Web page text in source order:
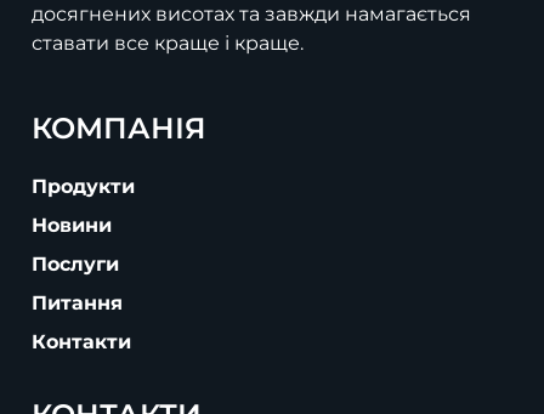
досягнених висотах та завжди намагається
ставати все краще і краще.
КОМПАНІЯ
Продукти
Новини
Послуги
Питання
Контакти